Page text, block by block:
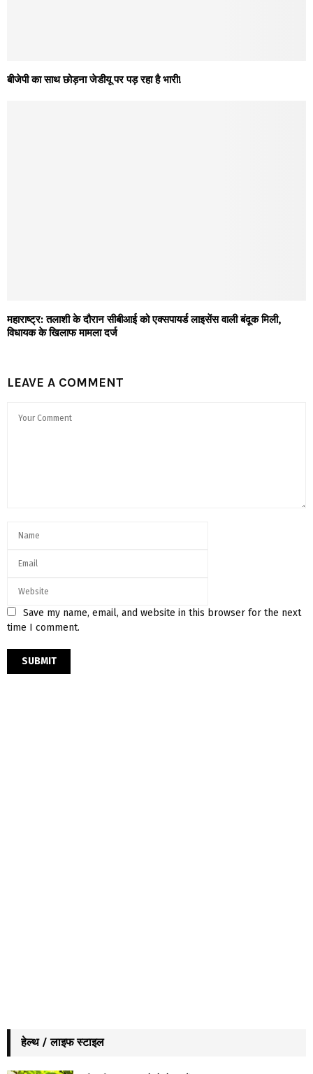
बीजेपी का साथ छोड़ना जेडीयू पर पड़ रहा है भारी!
महाराष्ट्र: तलाशी के दौरान सीबीआई को एक्सपायर्ड लाइसेंस वाली बंदूक मिली,
विधायक के खिलाफ मामला दर्ज
LEAVE A COMMENT
Save my name, email, and website in this browser for the next
time I comment.
हेल्थ / लाइफ स्टाइल